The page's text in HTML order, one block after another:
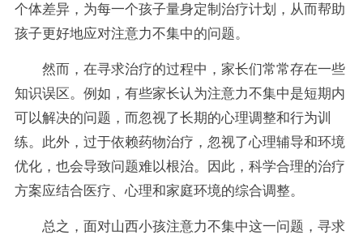
个体差异，为每一个孩子量身定制治疗计划，从而帮助
孩子更好地应对注意力不集中的问题。
然而，在寻求治疗的过程中，家长们常常存在一些
知识误区。例如，有些家长认为注意力不集中是短期内
可以解决的问题，而忽视了长期的心理调整和行为训
练。此外，过于依赖药物治疗，忽视了心理辅导和环境
优化，也会导致问题难以根治。因此，科学合理的治疗
方案应结合医疗、心理和家庭环境的综合调整。
总之，面对山西小孩注意力不集中这一问题，寻求